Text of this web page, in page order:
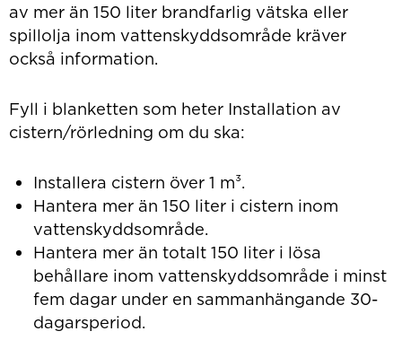
av mer än 150 liter brandfarlig vätska eller
spillolja inom vattenskyddsområde kräver
också information.
Fyll i blanketten som heter Installation av
cistern/rörledning om du ska:
Installera cistern över 1 m³.
Hantera mer än 150 liter i cistern inom
vattenskyddsområde.
Hantera mer än totalt 150 liter i lösa
behållare inom vattenskyddsområde i minst
fem dagar under en sammanhängande 30-
dagarsperiod.